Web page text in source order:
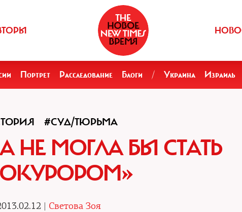
Портрет Расследование Блоги / Украина Израиль
#СУД/ТЮРЬМА
НЕ МОГЛА БЫ СТАТЬ
| Светова Зоя